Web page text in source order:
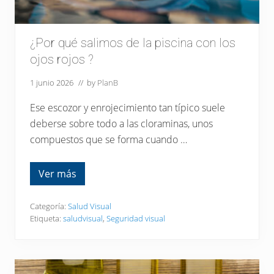
s
e
r
a
m
e
t
a
v
i
s
a
¿Por qué salimos de la piscina con los
ojos rojos ?
1 junio 2026 // by PlanB
Ese escozor y enrojecimiento tan típico suele
deberse sobre todo a las cloraminas, unos
compuestos que se forma cuando …
¿
P
r
q
l
Ver más
Categoría: Salud Visual
Etiqueta: saludvisual, Seguridad visual